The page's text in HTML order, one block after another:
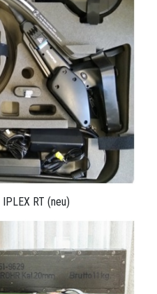
RT (neu)